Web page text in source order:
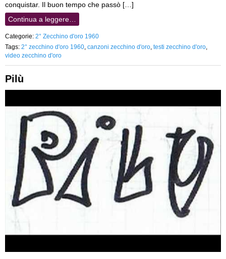
conquistar. Il buon tempo che passò […]
Continua a leggere…
Categorie: 2° Zecchino d'oro 1960
Tags: 2° zecchino d'oro 1960 canzoni zecchino d'oro testi zecchino d'oro
video zecchino d'oro
Pilù